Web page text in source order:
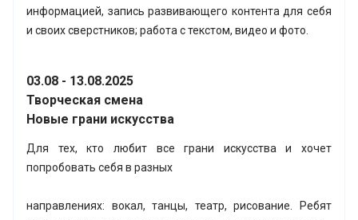
информацией, запись развивающего контента для себя
и своих сверстников; работа с текстом, видео и фото.
03.08 - 13.08.2025
Творческая смена
Новые грани искусства
Для тех, кто любит все грани искусства и хочет
попробовать себя в разных
направлениях: вокал, танцы, театр, рисование. Ребят